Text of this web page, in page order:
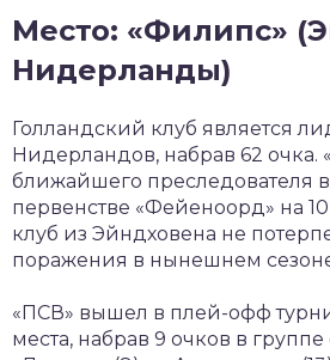
Место: «Филипс»
Нидерланды)
Голландский клуб является
Нидерландов, набрав 62 очка.
ближайшего преследователя
первенстве «Фейеноорд» на
клуб из Эйндховена не
поражения в нынешнем
«ПСВ» вышел в плей-офф
места, набрав 9 очков в